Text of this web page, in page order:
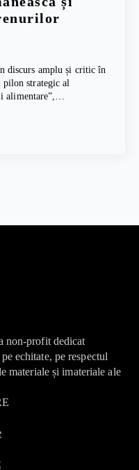
discurs amplu și critic în
strategic al
alimentare”,…
non-profit dedicat
echitate, pe respectul
materiale și imateriale ale